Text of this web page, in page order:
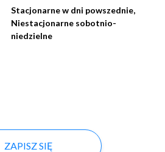
Stacjonarne w dni powszednie,
Niestacjonarne sobotnio-
niedzielne
ZAPISZ SIĘ